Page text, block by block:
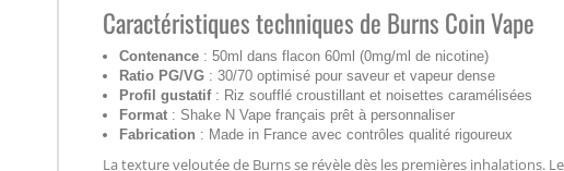
Caractéristiques techniques de Burns Coin Vape
Contenance : 50ml dans flacon 60ml (0mg/ml de nicotine)
Ratio PG/VG : 30/70 optimisé pour saveur et vapeur dense
Profil gustatif: Riz soufflé croustillant et noisettes caramélisées
Format : Shake N Vape français prêt à personnaliser
Fabrication : Made in France avec contrôles qualité rigoureux
La texture veloutée de Burns se révèle dès les premières inhalations.